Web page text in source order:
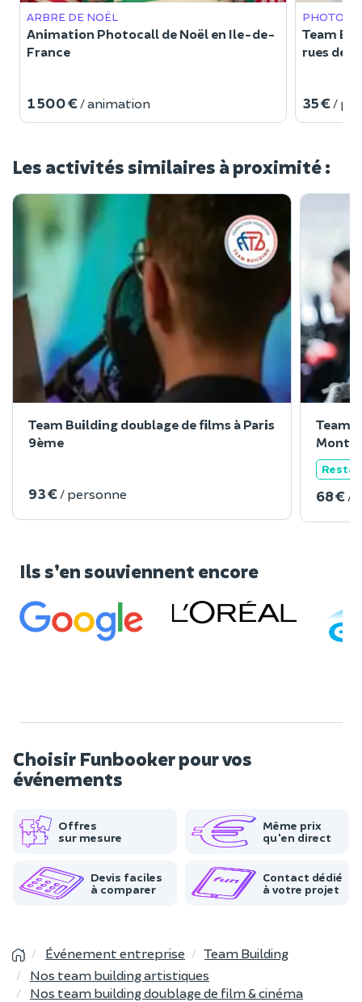
ARBRE DE NOËL
Animation Photocall de Noël en Ile-de-
France
1 500 € / animation
PHOTO
Team
rues de
35 € /
Les activités similaires à proximité :
Team Building doublage de films à Paris
9ème
93 € / personne
Team
68 € /
Ils s’en souviennent encore
Choisir Funbooker pour vos
événements
Offres
sur mesure
Même prix
qu'en direct
Devis faciles
à comparer
Contact dédié
à votre projet
Événement entreprise
Team Building
Nos team building artistiques
Nos team building doublage de film & cinéma